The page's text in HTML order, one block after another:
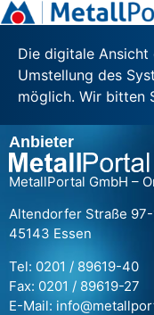
Die digitale
Umstellung des
möglich. Wir bitten
Anbieter
MetallPortal GmbH –
Altendorfer Straße 97-
45143 Essen
Tel: 0201 / 89619-40
Fax: 0201 / 89619-27
E-Mail: